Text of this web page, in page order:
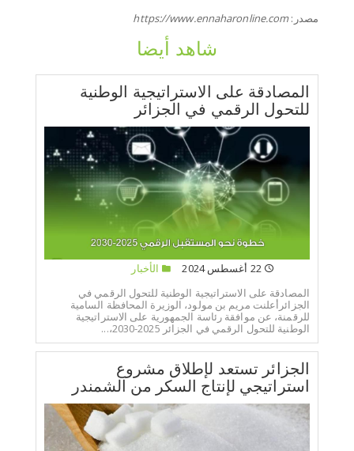
مصدر:https://www.ennaharonline.com
شاهد أيضا
المصادقة على الاستراتيجية الوطنية
للتحول الرقمي في الجزائر
22 أغسطس 2024
الأخبار
المصادقة على الاستراتيجية الوطنية للتحول الرقمي في
الجزائرأعلنت مريم بن مولود، الوزيرة المحافظة السامية
للرقمنة، عن موافقة رئاسة الجمهورية على الاستراتيجية
الوطنية للتحول الرقمي في الجزائر 2025-2030،...
الجزائر تستعد لإطلاق مشروع
استراتيجي لإنتاج السكر من الشمندر